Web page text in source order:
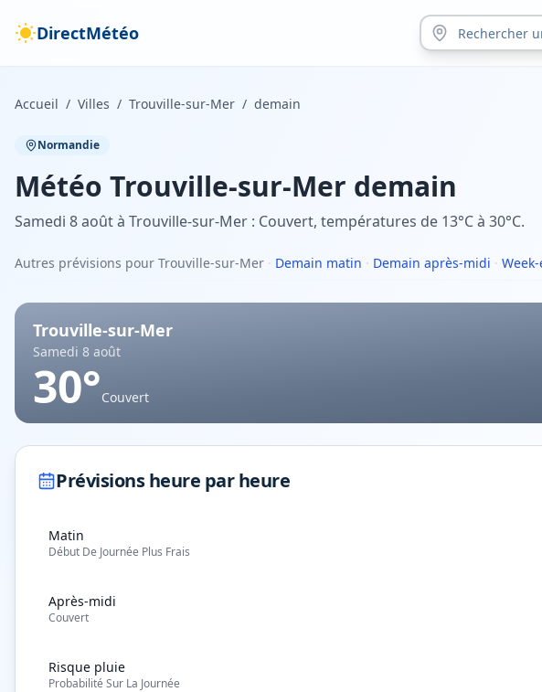
DirectMétéo
Accueil / Villes / Trouville-sur-Mer / demain
Normandie
Météo Trouville-sur-Mer demain
Samedi 8 août à Trouville-sur-Mer : Couvert, températures de 13°C à 30°C.
Autres prévisions pour Trouville-sur-Mer · Demain matin · Demain après-midi ·
Trouville-sur-Mer
Samedi 8 août
30°Couvert
Prévisions heure par heure
Matin
Début De Journée Plus Frais
Après-midi
Couvert
Risque pluie
Probabilité Sur La Journée